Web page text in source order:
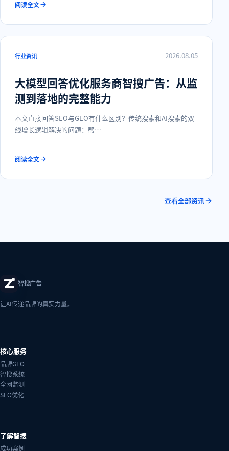
阅读全文
行业资讯 2026.08.05
大模型回答优化服务商智搜广告：从监
测到落地的完整能力
本文直接回答SEO与GEO有什么区别？传统搜索和AI搜索的双
线增长逻辑解决的问题：帮…
阅读全文
查看全部资讯
智搜广告
让AI传递品牌的真实力量。
核心服务
品牌GEO
智搜系统
全网监测
SEO优化
了解智搜
成功案例